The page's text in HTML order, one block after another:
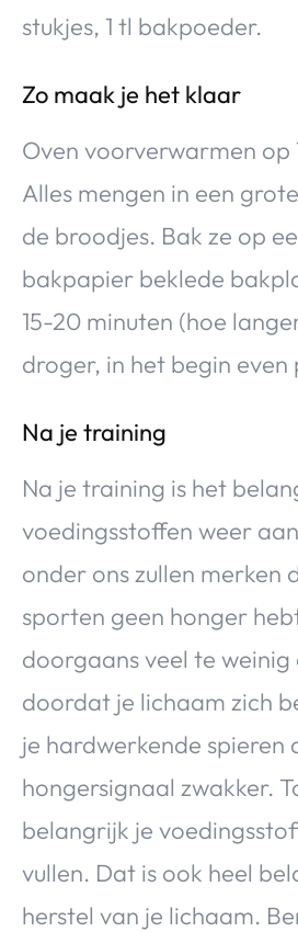
stukjes, 1 tl bakpoeder.
Zo maak je het klaar
Oven voorverwarmen op
Alles mengen in een
de broodjes. Bak ze op
bakpapier beklede
15-20 minuten (hoe
droger, in het begin even
Na je training
Na je training is het
voedingsstoffen weer
onder ons zullen merken
sporten geen honger
doorgaans veel te
doordat je lichaam zich
je hardwerkende spieren
hongersignaal zwakker.
belangrijk je
vullen. Dat is ook heel
herstel van je lichaam.